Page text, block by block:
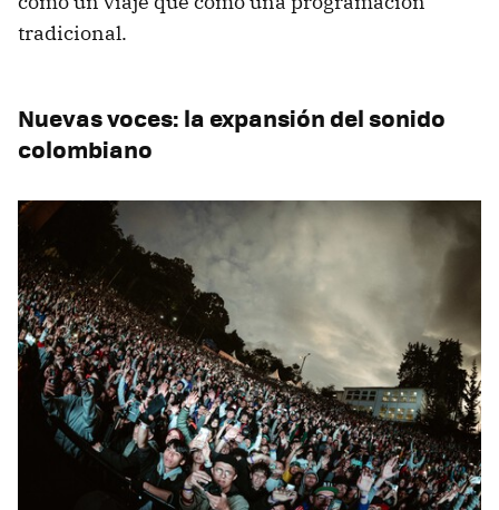
tradicional.
Nuevas voces: la expansión del sonido
colombiano